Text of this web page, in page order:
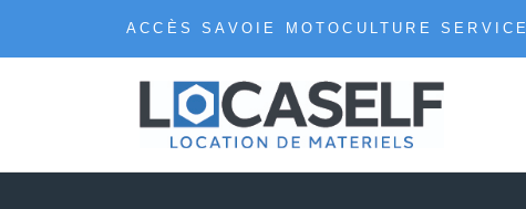
ACCÈS SAVOIE MOTOCULTURE SERVICE